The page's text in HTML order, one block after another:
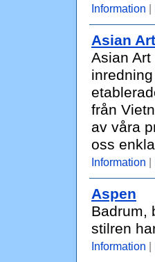
Information |
Asian
Asian
från
av våra
oss
Information |
Aspen
Badrum,
stilren
Information |